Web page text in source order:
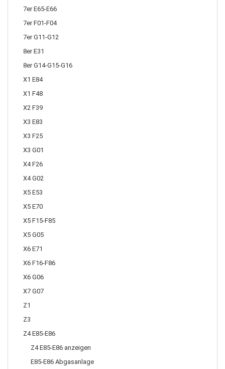
7er E65-E66
7er F01-F04
7er G11-G12
8er E31
8er G14-G15-G16
X1 E84
X1 F48
X2 F39
X3 E83
X3 F25
X3 G01
X4 F26
X4 G02
X5 E53
X5 E70
X5 F15-F85
X5 G05
X6 E71
X6 F16-F86
X6 G06
X7 G07
Z1
Z3
Z4 E85-E86
Z4 E85-E86 anzeigen
E85-E86 Abgasanlage